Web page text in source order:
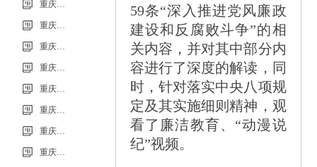
59条“深入推进党风廉政
建设和反腐败斗争”的相
关内容，并对其中部分内
容进行了深度的解读，同
时，针对落实中央八项规
定及其实施细则精神，观
看了廉洁教育、“动漫说
纪”视频。